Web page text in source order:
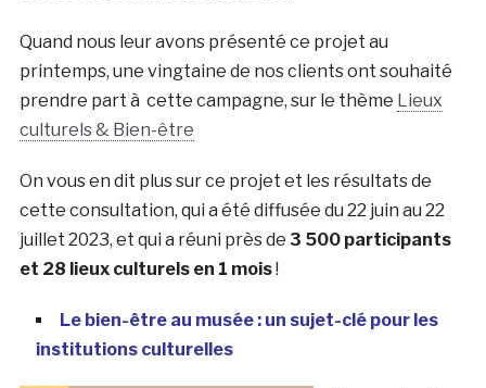
Quand nous leur avons présenté ce projet au
printemps, une vingtaine de nos clients ont souhaité
prendre part à cette campagne, sur le thème Lieux
culturels & Bien-être
On vous en dit plus sur ce projet et les résultats de
cette consultation, qui a été diffusée du 22 juin au 22
juillet 2023, et qui a réuni près de 3 500 participants
et 28 lieux culturels en 1 mois!
Le bien-être au musée : un sujet-clé pour les
institutions culturelles